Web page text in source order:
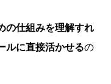
の仕組みを理解すれ
ルに直接活かせるの